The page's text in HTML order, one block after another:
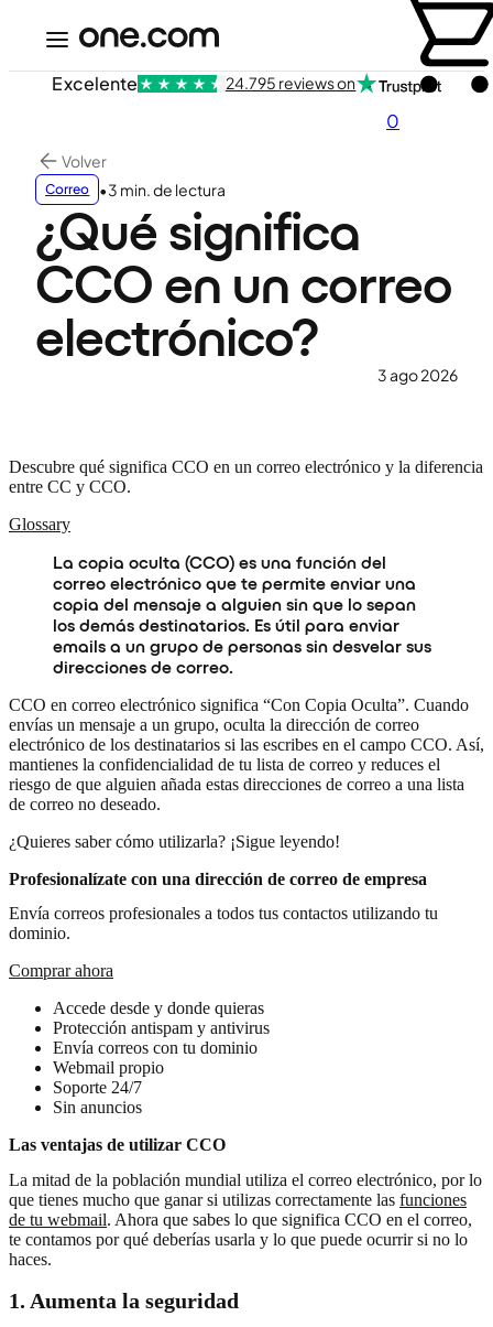
0
Excelente 24.795 reviews on
Volver
Correo •3 min. de lectura
¿Qué significa
CCO en un correo
electrónico?
3 ago 2026
Descubre qué significa CCO en un correo electrónico y la diferencia
entre CC y CCO.
Glossary
La copia oculta (CCO) es una función del
correo electrónico que te permite enviar una
copia del mensaje a alguien sin que lo sepan
los demás destinatarios. Es útil para enviar
emails a un grupo de personas sin desvelar sus
direcciones de correo.
CCO en correo electrónico significa “Con Copia Oculta”. Cuando
envías un mensaje a un grupo, oculta la dirección de correo
electrónico de los destinatarios si las escribes en el campo CCO. Así,
mantienes la confidencialidad de tu lista de correo y reduces el
riesgo de que alguien añada estas direcciones de correo a una lista
de correo no deseado.
¿Quieres saber cómo utilizarla? ¡Sigue leyendo!
Profesionalízate con una dirección de correo de empresa
Envía correos profesionales a todos tus contactos utilizando tu
dominio.
Comprar ahora
Accede desde y donde quieras
Protección antispam y antivirus
Envía correos con tu dominio
Webmail propio
Soporte 24/7
Sin anuncios
Las ventajas de utilizar CCO
La mitad de la población mundial utiliza el correo electrónico, por lo
que tienes mucho que ganar si utilizas correctamente las funciones
de tu webmail. Ahora que sabes lo que significa CCO en el correo,
te contamos por qué deberías usarla y lo que puede ocurrir si no lo
haces.
1. Aumenta la seguridad